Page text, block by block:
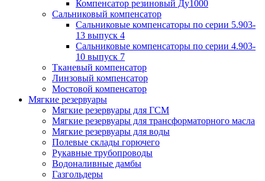
Компенсатор резиновый Ду1000
Сальниковый компенсатор
Сальниковые компенсаторы по серии 5.903-
13 выпуск 4
Сальниковые компенсаторы по серии 4.903-
10 выпуск 7
Тканевый компенсатор
Линзовый компенсатор
Мостовой компенсатор
Мягкие резервуары
Мягкие резервуары для ГСМ
Мягкие резервуары для трансформаторного масла
Мягкие резервуары для воды
Полевые склады горючего
Рукавные трубопроводы
Водоналивные дамбы
Газгольдеры